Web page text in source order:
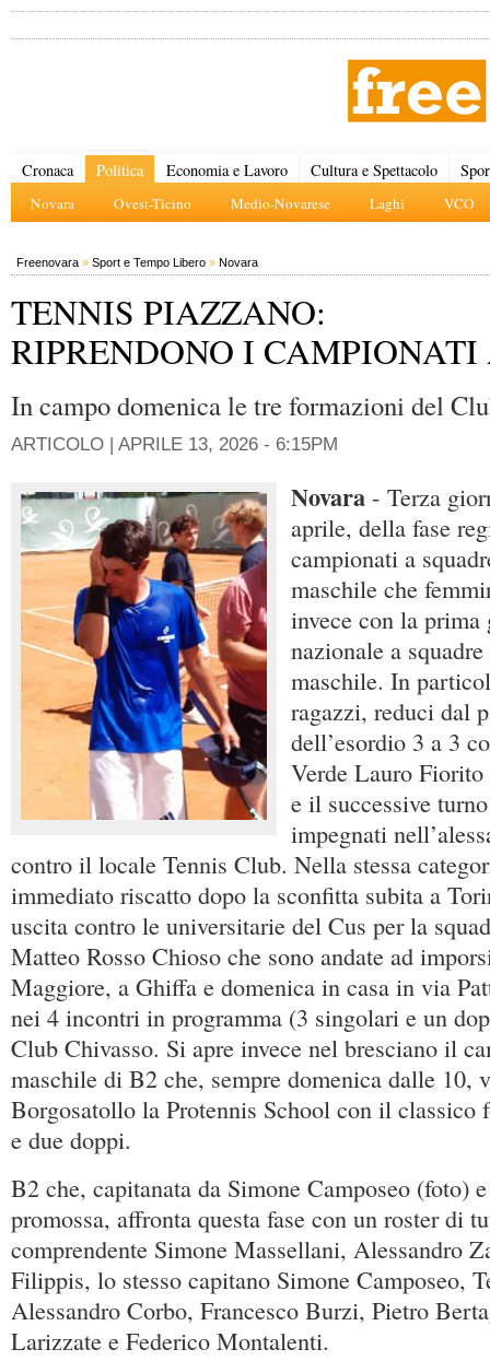
Cronaca Politica
Novara Ovest-Ticino Medio-Novarese Laghi VCO
Economia e Lavoro Cultura e Spettacolo
Freenovara » Sport e Tempo Libero » Novara
TENNIS PIAZZANO:
RIPRENDONO I CAMPIONATI
In campo domenica le tre formazioni del
ARTICOLO | APRILE 13, 2026 - 6:15PM
Novara - Terza
aprile, della fase
campionati a
maschile che
invece con la
nazionale a
maschile. In
ragazzi, reduci dal
dell’esordio 3 a 3
Verde Lauro
e il successive
impegnati
contro il locale Tennis Club. Nella stessa
immediato riscatto dopo la sconfitta subita a
uscita contro le universitarie del Cus per la
Matteo Rosso Chioso che sono andate ad
Maggiore, a Ghiffa e domenica in casa in via
nei 4 incontri in programma (3 singolari e un
Club Chivasso. Si apre invece nel bresciano il
maschile di B2 che, sempre domenica dalle 10,
Borgosatollo la Protennis School con il classico
e due doppi.
B2 che, capitanata da Simone Camposeo (foto)
promossa, affronta questa fase con un roster di
comprendente Simone Massellani, Alessandro
Filippis, lo stesso capitano Simone Camposeo,
Alessandro Corbo, Francesco Burzi, Pietro
Larizzate e Federico Montalenti.